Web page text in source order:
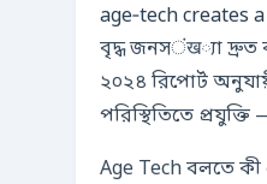
age‑tech creates
বৃদ্ধ জনসंख্যা দ্রুত
২০২৪ রিপোর্ট
পরিস্থিতিতে
Age Tech বলতে